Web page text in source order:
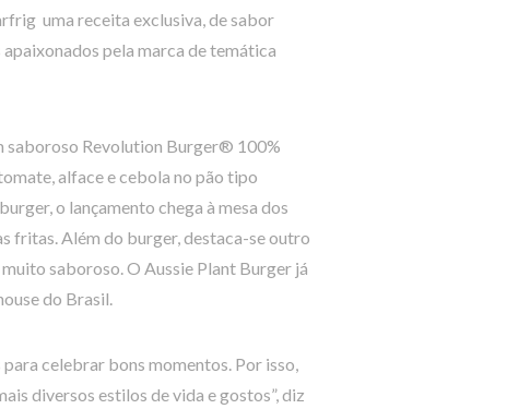
uma receita exclusiva, de sabor
pela marca de temática
saboroso Revolution Burger® 100%
alface e cebola no pão tipo
o lançamento chega à mesa dos
fritas. Além do burger, destaca-se outro
saboroso. O Aussie Plant Burger já
do Brasil.
celebrar bons momentos. Por isso,
diversos estilos de vida e gostos”, diz